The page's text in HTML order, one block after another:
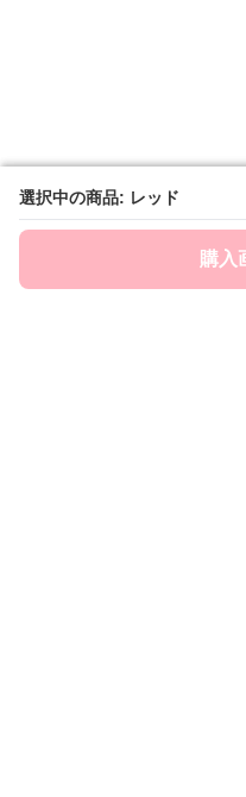
選択中の商品: レッド
購入
選択中の商品: レッド
購入